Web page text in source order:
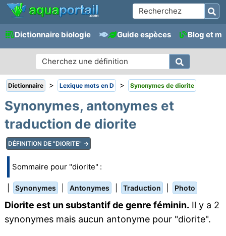
Dictionnaire biologie Guide espèces Blog et
Dictionnaire > Lexique mots en D > Synonymes de diorite
Synonymes, antonymes et
traduction de diorite
DÉFINITION DE "DIORITE" →
Sommaire pour "diorite" :
Synonymes Antonymes Traduction Photo
Diorite est un substantif de genre féminin. Il y a 2
synonymes mais aucun antonyme pour "diorite".